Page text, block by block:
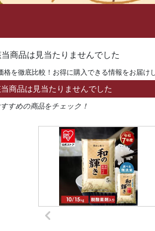
商品は見当たりませんでした
格を徹底比較！お得に購入できる情報をお届け
商品は見当たりませんでした
すめの商品をチェック！